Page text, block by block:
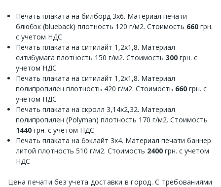
Печать плаката на билборд 3х6. Материал печати
блюбэк (blueback) плотность 120 г/м2. Стоимость 660 грн.
с учетом НДС
Печать плаката на ситилайт 1,2х1,8. Материал
ситибумага плотность 150 г/м2. Стоимость 300 грн. с
учетом НДС
Печать плаката на ситилайт 1,2х1,8. Материал
полипропилен плотность 420 г/м2. Стоимость 660 грн. с
учетом НДС
Печать плаката на скролл 3,14х2,32. Материал
полипропилен (Polyman) плотность 170 г/м2. Стоимость
1440 грн. с учетом НДС
Печать плаката на бэклайт 3х4. Материал печати баннер
литой плотность 510 г/м2. Стоимость 2400 грн. с учетом
НДС
Цена печати без учета доставки в город. С требованиями